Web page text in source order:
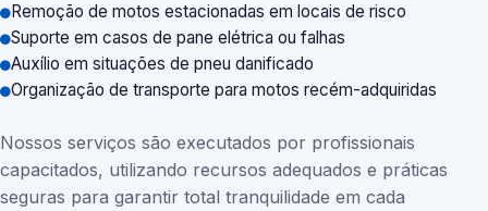
Remoção de motos estacionadas em locais de risco
Suporte em casos de pane elétrica ou falhas
Auxílio em situações de pneu danificado
Organização de transporte para motos recém-adquiridas
Nossos serviços são executados por profissionais
capacitados, utilizando recursos adequados e práticas
seguras para garantir total tranquilidade em cada